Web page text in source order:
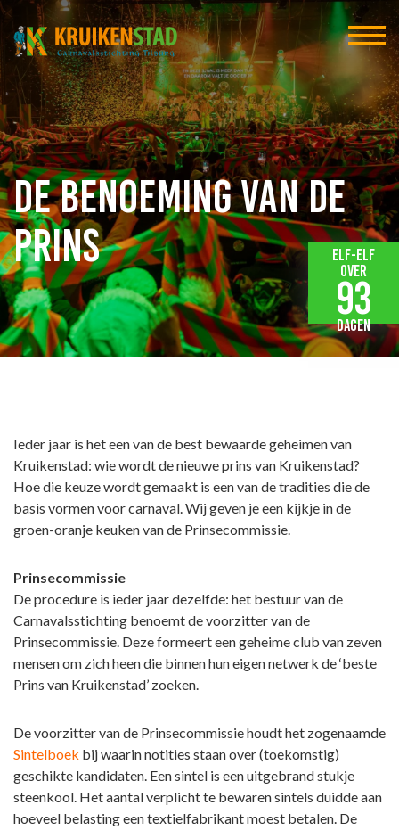
De benoeming van de
Prins
Ieder jaar is het een van de best bewaarde geheimen van
Kruikenstad: wie wordt de nieuwe prins van Kruikenstad?
Hoe die keuze wordt gemaakt is een van de tradities die de
basis vormen voor carnaval. Wij geven je een kijkje in de
groen-oranje keuken van de Prinsecommissie.
Prinsecommissie
De procedure is ieder jaar dezelfde: het bestuur van de
Carnavalsstichting benoemt de voorzitter van de
Prinsecommissie. Deze formeert een geheime club van zeven
mensen om zich heen die binnen hun eigen netwerk de ‘beste
Prins van Kruikenstad’ zoeken.
De voorzitter van de Prinsecommissie houdt het zogenaamde
Sintelboek bij waarin notities staan over (toekomstig)
geschikte kandidaten. Een sintel is een uitgebrand stukje
steenkool. Het aantal verplicht te bewaren sintels duidde aan
hoeveel belasting een textielfabrikant moest betalen. De
Elf-elf
over
93
dagen